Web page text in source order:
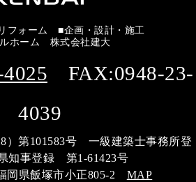
フォーム ■企画・設計・施工
ホーム 株式会社建大
FAX:0948-23-
4039
）第101583号 一級建築士事務所登
知事登録 第1-61423号
岡県飯塚市小正805-2 MAP